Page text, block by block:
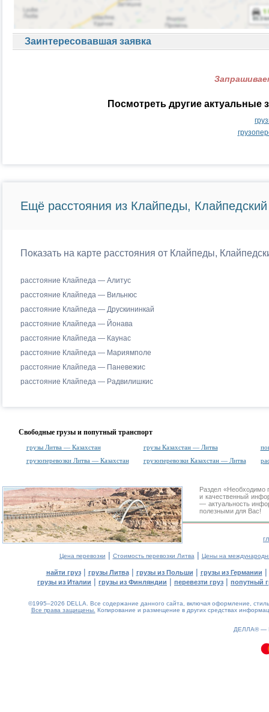
Заинтересовавшая заявка
Посмотреть другие актуальные
Ещё расстояния из Клайпеды,
Показать на карте расстояния от Клайпеды,
расстояние Клайпеда — Алитус
расстояние Клайпеда — Вильнюс
расстояние Клайпеда — Друскининкай
расстояние Клайпеда — Йонава
расстояние Клайпеда — Каунас
расстояние Клайпеда — Мариямполе
расстояние Клайпеда — Паневежис
расстояние Клайпеда — Радвилишкис
Свободные грузы и попутный транспорт
грузы Литва — Казахстан грузы Казахстан — Литва
грузоперевозки Литва — Казахстан
грузоперевозки Казахстан — Литва
Раздел «Необходимо
и качественный
— актуальность
полезными для Вас!
Цена перевозки | Стоимость перевозки Литва | Цены на
найти груз| грузы Литва| грузы из Польши | грузы из Германии |
грузы из Италии | грузы из Финляндии | перевезти груз | попутный
©1995–2026 DELLA. Все содержание данного сайта, включая оформление,
Все права защищены. Копирование и размещение в других средствах
ДЕЛЛА® —